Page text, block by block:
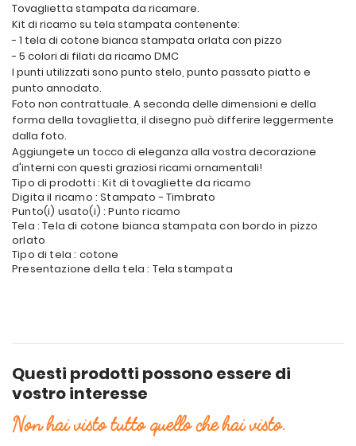
Tovaglietta stampata da ricamare.
Kit di ricamo su tela stampata contenente:
- 1 tela di cotone bianca stampata orlata con pizzo
- 5 colori di filati da ricamo DMC
I punti utilizzati sono punto stelo, punto passato piatto e
punto annodato.
Foto non contrattuale. A seconda delle dimensioni e della
forma della tovaglietta, il disegno può differire leggermente
dalla foto.
Aggiungete un tocco di eleganza alla vostra decorazione
d'interni con questi graziosi ricami ornamentali!
Tipo di prodotti : Kit di tovagliette da ricamo
Digita il ricamo : Stampato - Timbrato
Punto(i) usato(i) : Punto ricamo
Tela : Tela di cotone bianca stampata con bordo in pizzo
orlato
Tipo di tela : cotone
Presentazione della tela : Tela stampata
Questi prodotti possono essere di
vostro interesse
Non hai visto tutto quello che hai visto.